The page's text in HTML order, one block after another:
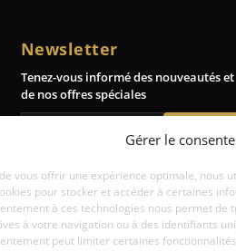
Gérer le
vous offrir une expérience optimale, nous
pour stocker et accéder à certaines
à ces technologies nous permet de
à votre navigation ou à des identifiants
peut limiter certaines
Newsletter
Tenez-vous informé des nouveautés et
de nos offres spéciales